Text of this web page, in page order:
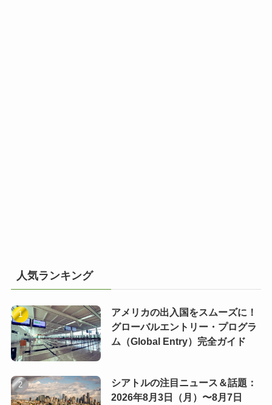
人気ランキング
アメリカの出入国をスムーズに！
グローバルエントリー・プログラ
ム（Global Entry）完全ガイド
シアトルの注目ニュース＆話題：
2026年8月3日（月）〜8月7日